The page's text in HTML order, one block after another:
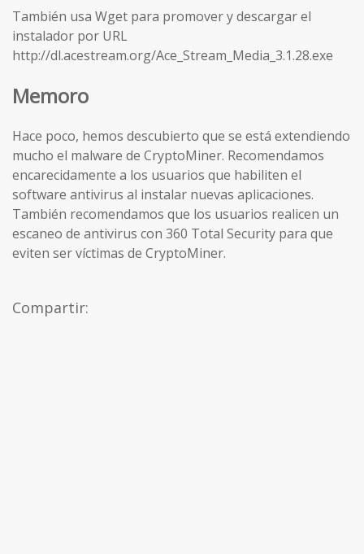
También usa Wget para promover y descargar el
instalador por URL
http://dl.acestream.org/Ace_Stream_Media_3.1.28.exe
Memoro
Hace poco, hemos descubierto que se está extendiendo
mucho el malware de CryptoMiner. Recomendamos
encarecidamente a los usuarios que habiliten el
software antivirus al instalar nuevas aplicaciones.
También recomendamos que los usuarios realicen un
escaneo de antivirus con 360 Total Security para que
eviten ser víctimas de CryptoMiner.
Compartir: